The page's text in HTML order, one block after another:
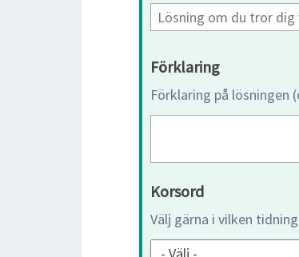
Förklaring
Förklaring på lösningen
Korsord
Välj gärna i vilken